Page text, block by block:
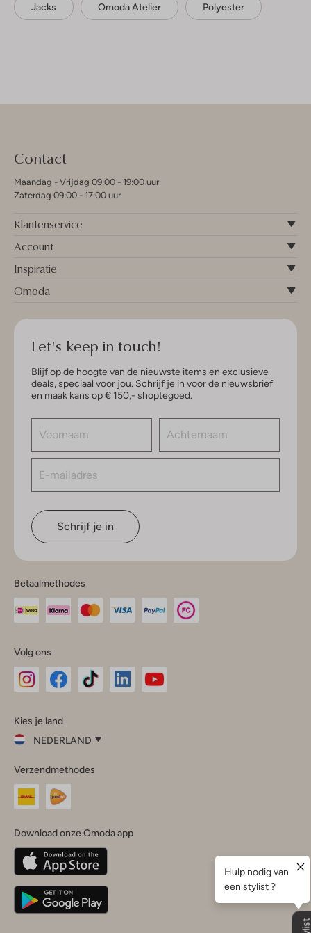
Jacks Omoda Atelier Polyester
Contact
Maandag - Vrijdag 09:00 - 19:00 uur
Zaterdag 09:00 - 17:00 uur
Klantenservice
Account
Inspiratie
Omoda
Let's keep in touch!
Blijf op de hoogte van de nieuwste items en exclusieve
deals, speciaal voor jou. Schrijf je in voor de nieuwsbrief
en maak kans op € 150,- shoptegoed.
Schrijf je in
Betaalmethodes
Volg ons
InstagramFacebook
Kies je land
NEDERLAND
je
land
Nederland
Belgique(Français)
Deutschland
Verzendmethodes
Download onze Omoda app